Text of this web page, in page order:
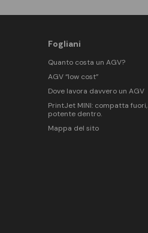
Fogliani
Quanto costa un AGV?
AGV “low cost”
Dove lavora davvero un AGV
PrintJet MINI: compatta fuori,
potente dentro.
Mappa del sito